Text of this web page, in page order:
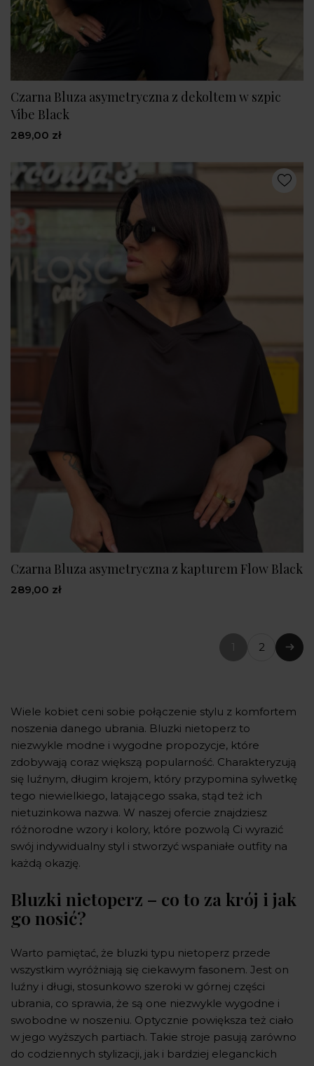
Czarna Bluza asymetryczna z dekoltem w szpic
Vibe Black
289,00 zł
Czarna Bluza asymetryczna z kapturem Flow Black
289,00 zł
1(bieżąca
strona)
2
Wiele kobiet ceni sobie połączenie stylu z komfortem
noszenia danego ubrania. Bluzki nietoperz to
niezwykle modne i wygodne propozycje, które
zdobywają coraz większą popularność. Charakteryzują
się luźnym, długim krojem, który przypomina sylwetkę
tego niewielkiego, latającego ssaka, stąd też ich
nietuzinkowa nazwa. W naszej ofercie znajdziesz
różnorodne wzory i kolory, które pozwolą Ci wyrazić
swój indywidualny styl i stworzyć wspaniałe outfity na
każdą okazję.
Bluzki nietoperz – co to za krój i jak
go nosić?
Warto pamiętać, że bluzki typu nietoperz przede
wszystkim wyróżniają się ciekawym fasonem. Jest on
luźny i długi, stosunkowo szeroki w górnej części
ubrania, co sprawia, że są one niezwykle wygodne i
swobodne w noszeniu. Optycznie powiększa też ciało
w jego wyższych partiach. Takie stroje pasują zarówno
do codziennych stylizacji, jak i bardziej eleganckich